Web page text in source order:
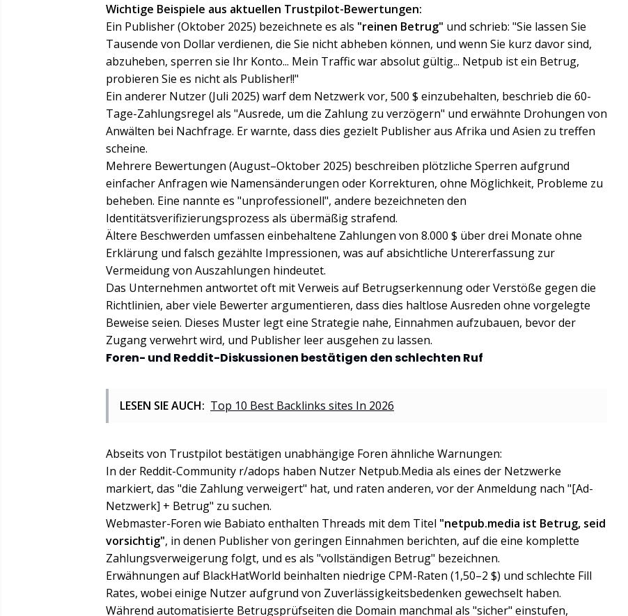
Wichtige Beispiele aus aktuellen Trustpilot-Bewertungen:
Ein Publisher (Oktober 2025) bezeichnete es als "reinen Betrug" und schrieb: "Sie lassen Sie
Tausende von Dollar verdienen, die Sie nicht abheben können, und wenn Sie kurz davor sind,
abzuheben, sperren sie Ihr Konto... Mein Traffic war absolut gültig... Netpub ist ein Betrug,
probieren Sie es nicht als Publisher!!"
Ein anderer Nutzer (Juli 2025) warf dem Netzwerk vor, 500 $ einzubehalten, beschrieb die 60-
Tage-Zahlungsregel als "Ausrede, um die Zahlung zu verzögern" und erwähnte Drohungen von
Anwälten bei Nachfrage. Er warnte, dass dies gezielt Publisher aus Afrika und Asien zu treffen
scheine.
Mehrere Bewertungen (August–Oktober 2025) beschreiben plötzliche Sperren aufgrund
einfacher Anfragen wie Namensänderungen oder Korrekturen, ohne Möglichkeit, Probleme zu
beheben. Eine nannte es "unprofessionell", andere bezeichneten den
Identitätsverifizierungsprozess als übermäßig strafend.
Ältere Beschwerden umfassen einbehaltene Zahlungen von 8.000 $ über drei Monate ohne
Erklärung und falsch gezählte Impressionen, was auf absichtliche Untererfassung zur
Vermeidung von Auszahlungen hindeutet.
Das Unternehmen antwortet oft mit Verweis auf Betrugserkennung oder Verstöße gegen die
Richtlinien, aber viele Bewerter argumentieren, dass dies haltlose Ausreden ohne vorgelegte
Beweise seien. Dieses Muster legt eine Strategie nahe, Einnahmen aufzubauen, bevor der
Zugang verwehrt wird, und Publisher leer ausgehen zu lassen.
Foren- und Reddit-Diskussionen bestätigen den schlechten Ruf
LESEN SIE AUCH: Top 10 Best Backlinks sites In 2026
Abseits von Trustpilot bestätigen unabhängige Foren ähnliche Warnungen:
In der Reddit-Community r/adops haben Nutzer Netpub.Media als eines der Netzwerke
markiert, das "die Zahlung verweigert" hat, und raten anderen, vor der Anmeldung nach "[Ad-
Netzwerk] + Betrug" zu suchen.
Webmaster-Foren wie Babiato enthalten Threads mit dem Titel "netpub.media ist Betrug, seid
vorsichtig", in denen Publisher von geringen Einnahmen berichten, auf die eine komplette
Zahlungsverweigerung folgt, und es als "vollständigen Betrug" bezeichnen.
Erwähnungen auf BlackHatWorld beinhalten niedrige CPM-Raten (1,50–2 $) und schlechte Fill
Rates, wobei einige Nutzer aufgrund von Zuverlässigkeitsbedenken gewechselt haben.
Während automatisierte Betrugsprüfseiten die Domain manchmal als "sicher" einstufen,